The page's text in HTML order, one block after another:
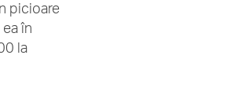
picioare
în
la